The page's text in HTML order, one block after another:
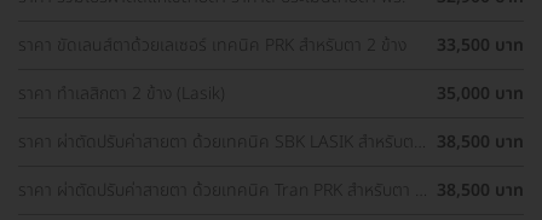
ราคา ขัดเลนส์ตาด้วยเลเซอร์ เทคนิค PRK สำหรับตา 2 ข้าง
33,500 บาท
ราคา ทำเลสิกตา 2 ข้าง (Lasik)
35,000 บาท
ราคา ผ่าตัดปรับค่าสายตา ด้วยเทคนิค SBK LASIK สำหรับตา
38,500 บาท
ราคา ผ่าตัดปรับค่าสายตา ด้วยเทคนิค Tran PRK สำหรับตา 2
38,500 บาท